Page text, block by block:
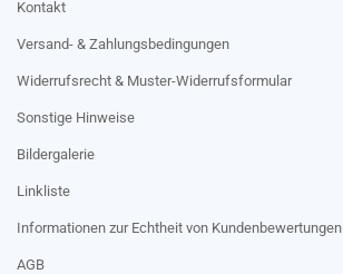
Kontakt
Versand- & Zahlungsbedingungen
Widerrufsrecht & Muster-Widerrufsformular
Sonstige Hinweise
Bildergalerie
Linkliste
Informationen zur Echtheit von Kundenbewertungen
AGB